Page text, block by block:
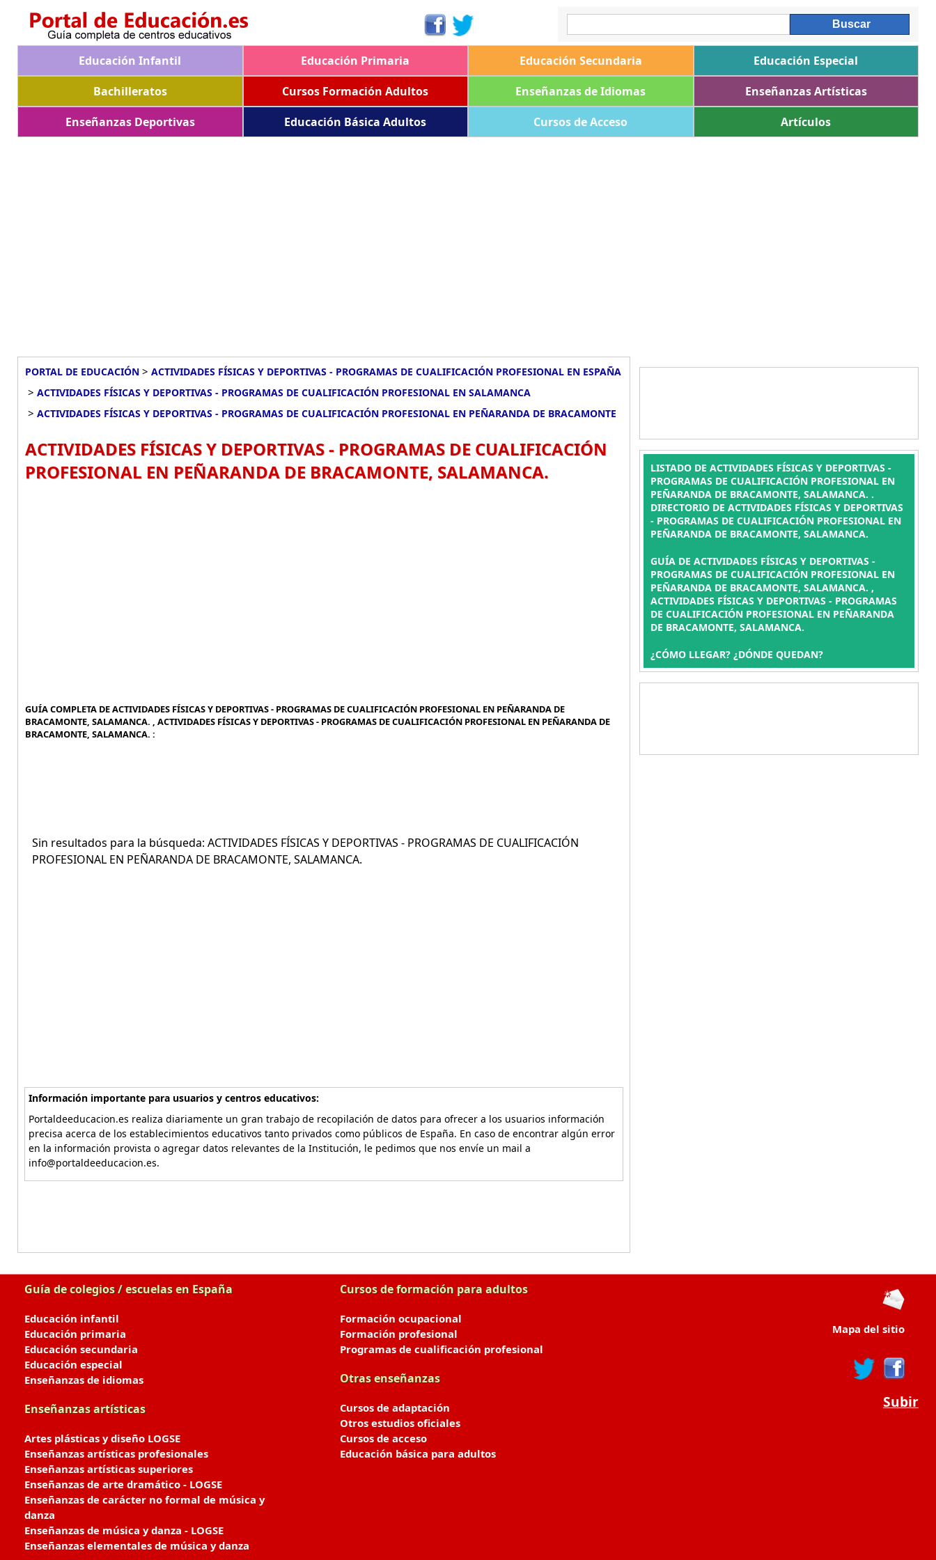
Educación Infantil Educación Primaria Educación Secundaria
Educación Especial
Bachilleratos
Cursos Formación Adultos Enseñanzas de Idiomas
Enseñanzas Artísticas
Enseñanzas Deportivas
Educación Básica Adultos Cursos de Acceso Artículos
PORTAL DE EDUCACIÓN > ACTIVIDADES FÍSICAS Y DEPORTIVAS - PROGRAMAS DE CUALIFICACIÓN PROFESIONAL EN ESPAÑA
> ACTIVIDADES FÍSICAS Y DEPORTIVAS - PROGRAMAS DE CUALIFICACIÓN PROFESIONAL EN SALAMANCA
> ACTIVIDADES FÍSICAS Y DEPORTIVAS - PROGRAMAS DE CUALIFICACIÓN PROFESIONAL EN PEÑARANDA DE BRACAMONTE
ACTIVIDADES FÍSICAS Y DEPORTIVAS - PROGRAMAS DE CUALIFICACIÓN
PROFESIONAL EN PEÑARANDA DE BRACAMONTE, SALAMANCA.
GUÍA COMPLETA DE ACTIVIDADES FÍSICAS Y DEPORTIVAS - PROGRAMAS DE CUALIFICACIÓN PROFESIONAL EN PEÑARANDA DE
BRACAMONTE, SALAMANCA. , ACTIVIDADES FÍSICAS Y DEPORTIVAS - PROGRAMAS DE CUALIFICACIÓN PROFESIONAL EN PEÑARANDA DE
BRACAMONTE, SALAMANCA. :
Sin resultados para la búsqueda: ACTIVIDADES FÍSICAS Y DEPORTIVAS - PROGRAMAS DE CUALIFICACIÓN
PROFESIONAL EN PEÑARANDA DE BRACAMONTE, SALAMANCA.
Información importante para usuarios y centros educativos:
Portaldeeducacion.es realiza diariamente un gran trabajo de recopilación de datos para ofrecer a los usuarios información
precisa acerca de los establecimientos educativos tanto privados como públicos de España. En caso de encontrar algún error
en la información provista o agregar datos relevantes de la Institución, le pedimos que nos envíe un mail a
info@portaldeeducacion.es.
LISTADO DE ACTIVIDADES FÍSICAS Y DEPORTIVAS -
PROGRAMAS DE CUALIFICACIÓN PROFESIONAL EN
PEÑARANDA DE BRACAMONTE, SALAMANCA. .
DIRECTORIO DE ACTIVIDADES FÍSICAS Y DEPORTIVAS
- PROGRAMAS DE CUALIFICACIÓN PROFESIONAL EN
PEÑARANDA DE BRACAMONTE, SALAMANCA.
GUÍA DE ACTIVIDADES FÍSICAS Y DEPORTIVAS -
PROGRAMAS DE CUALIFICACIÓN PROFESIONAL EN
PEÑARANDA DE BRACAMONTE, SALAMANCA. ,
ACTIVIDADES FÍSICAS Y DEPORTIVAS - PROGRAMAS
DE CUALIFICACIÓN PROFESIONAL EN PEÑARANDA
DE BRACAMONTE, SALAMANCA.
¿CÓMO LLEGAR? ¿DÓNDE QUEDAN?
Guía de colegios / escuelas en España
Educación infantil
Educación primaria
Educación secundaria
Educación especial
Enseñanzas de idiomas
Enseñanzas artísticas
Artes plásticas y diseño LOGSE
Enseñanzas artísticas profesionales
Enseñanzas artísticas superiores
Enseñanzas de arte dramático - LOGSE
Enseñanzas de carácter no formal de música y
danza
Enseñanzas de música y danza - LOGSE
Enseñanzas elementales de música y danza
Cursos de formación para adultos
Formación ocupacional
Formación profesional
Programas de cualificación profesional
Otras enseñanzas
Cursos de adaptación
Otros estudios oficiales
Cursos de acceso
Educación básica para adultos
Mapa del sitio
Subir